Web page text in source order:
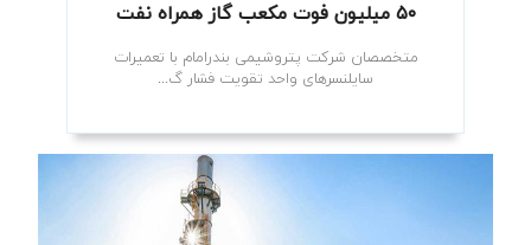
۵۰ میلیون فوت مکعب گاز همراه نفت
متخصصان شرکت پتروشیمی بندرامام با تعمیرات
سایلنسرهای واحد تقویت فشار گ...